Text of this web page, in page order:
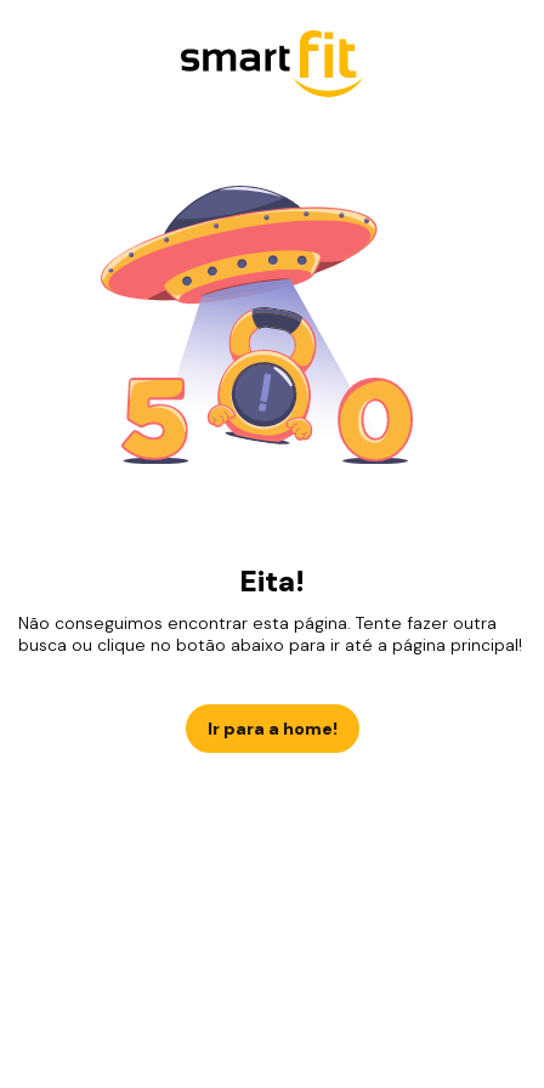
Eita!
Não conseguimos encontrar esta página. Tente fazer outra
busca ou clique no botão abaixo para ir até a página principal!
Ir para a home!